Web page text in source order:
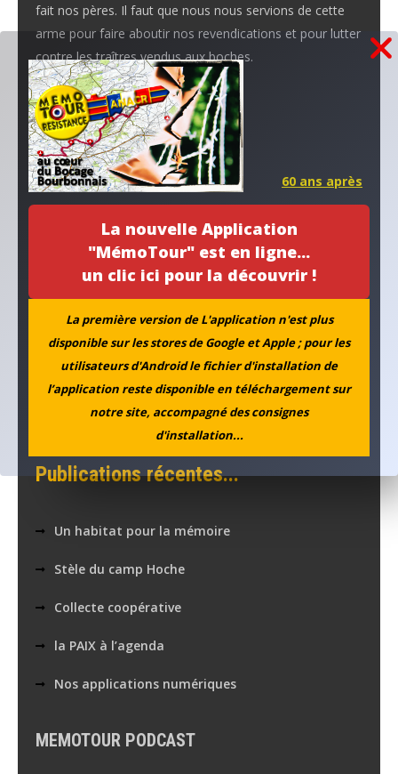
La nouvelle Application
"MémoTour" est en ligne...
un clic ici pour la découvrir !
La première version de L'application n'est plus
disponible sur les stores de Google et Apple ; pour les
utilisateurs d'Android le fichier d'installation de
l’application reste disponible en téléchargement sur
notre site, accompagné des consignes
d'installation...
fait nos pères. Il faut que nous nous servions de cette
arme pour faire aboutir nos revendications et pour lutter
contre les traîtres vendus aux boches.
Un groupe de syndiqués patriotes.
Navigation
de
l’article
La puce à l’oreille 60 ans après
Au fil de l'actu...
Publications récentes...
Un habitat pour la mémoire
Stèle du camp Hoche
Collecte coopérative
la PAIX à l’agenda
Nos applications numériques
MEMOTOUR PODCAST